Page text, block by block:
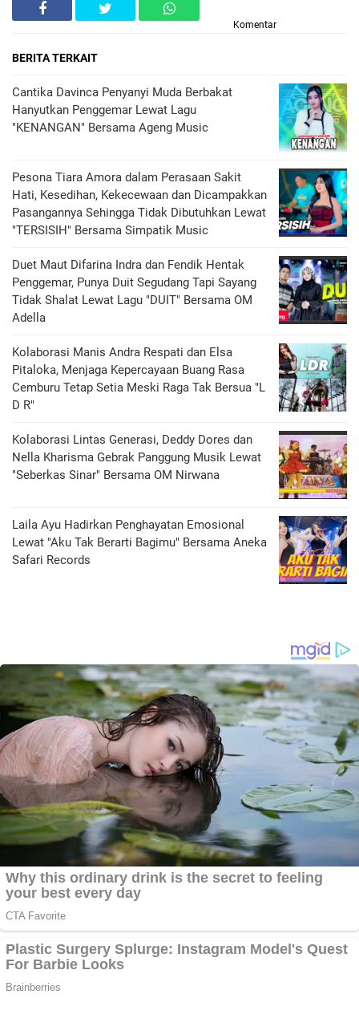
Komentar
BERITA TERKAIT
Cantika Davinca Penyanyi Muda Berbakat
Hanyutkan Penggemar Lewat Lagu
"KENANGAN" Bersama Ageng Music
Pesona Tiara Amora dalam Perasaan Sakit
Hati, Kesedihan, Kekecewaan dan Dicampakkan
Pasangannya Sehingga Tidak Dibutuhkan Lewat
"TERSISIH" Bersama Simpatik Music
Duet Maut Difarina Indra dan Fendik Hentak
Penggemar, Punya Duit Segudang Tapi Sayang
Tidak Shalat Lewat Lagu "DUIT" Bersama OM
Adella
Kolaborasi Manis Andra Respati dan Elsa
Pitaloka, Menjaga Kepercayaan Buang Rasa
Cemburu Tetap Setia Meski Raga Tak Bersua "L
D R"
Kolaborasi Lintas Generasi, Deddy Dores dan
Nella Kharisma Gebrak Panggung Musik Lewat
"Seberkas Sinar" Bersama OM Nirwana
Laila Ayu Hadirkan Penghayatan Emosional
Lewat "Aku Tak Berarti Bagimu" Bersama Aneka
Safari Records